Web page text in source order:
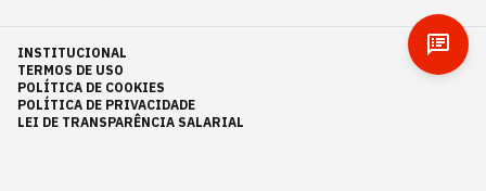
INSTITUCIONAL
TERMOS DE USO
POLÍTICA DE COOKIES
POLÍTICA DE PRIVACIDADE
LEI DE TRANSPARÊNCIA SALARIAL